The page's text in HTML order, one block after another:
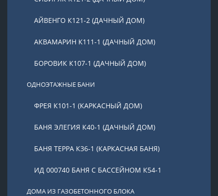
АЙВЕНГО К121-2 (ДАЧНЫЙ ДОМ)
АКВАМАРИН К111-1 (ДАЧНЫЙ ДОМ)
БОРОВИК К107-1 (ДАЧНЫЙ ДОМ)
ОДНОЭТАЖНЫЕ БАНИ
ФРЕЯ К101-1 (КАРКАСНЫЙ ДОМ)
БАНЯ ЭЛЕГИЯ К40-1 (ДАЧНЫЙ ДОМ)
БАНЯ ТЕРРА К36-1 (КАРКАСНАЯ БАНЯ)
ИД 000740 БАНЯ С БАССЕЙНОМ К54-1
ДОМА ИЗ ГАЗОБЕТОННОГО БЛОКА